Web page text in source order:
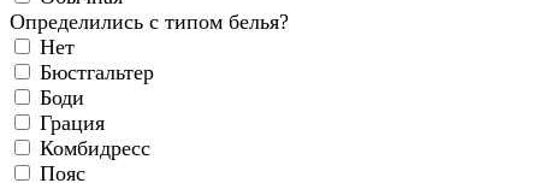
Определились с типом белья?
Нет
Бюстгальтер
Боди
Грация
Комбидресс
Пояс